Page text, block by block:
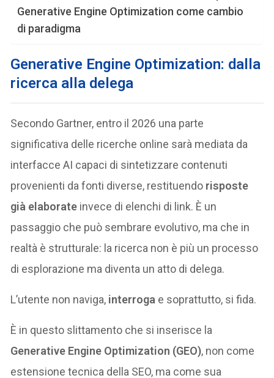
Generative Engine Optimization come cambio
di paradigma
Generative Engine Optimization: dalla
ricerca alla delega
Secondo Gartner, entro il 2026 una parte
significativa delle ricerche online sarà mediata da
interfacce AI capaci di sintetizzare contenuti
provenienti da fonti diverse, restituendo risposte
già elaborate invece di elenchi di link. È un
passaggio che può sembrare evolutivo, ma che in
realtà è strutturale: la ricerca non è più un processo
di esplorazione ma diventa un atto di delega.
L’utente non naviga, interroga e soprattutto, si fida.
È in questo slittamento che si inserisce la
Generative Engine Optimization (GEO), non come
estensione tecnica della SEO, ma come sua